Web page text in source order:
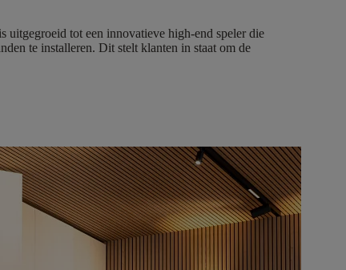
uitgegroeid tot een innovatieve high-end speler die
te installeren. Dit stelt klanten in staat om de